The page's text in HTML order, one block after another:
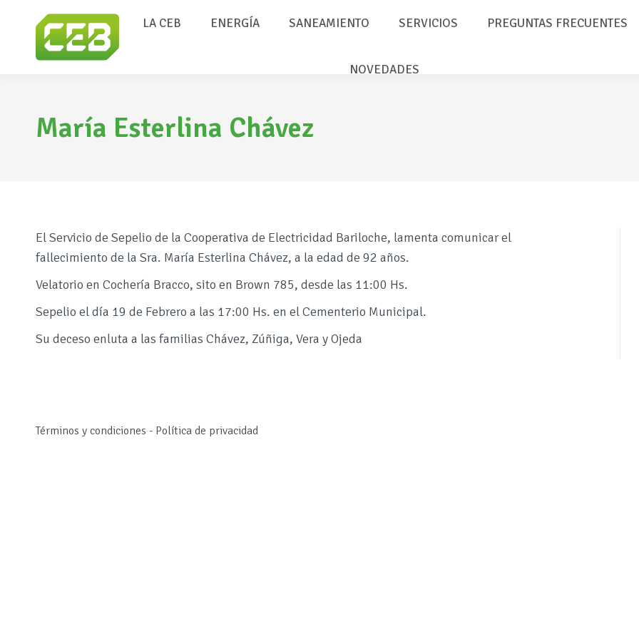
LA CEB ENERGÍA SANEAMIENTO SERVICIOS PREGUNTAS FRECUENTES
NOVEDADES
María Esterlina Chávez
El Servicio de Sepelio de la Cooperativa de Electricidad Bariloche, lamenta comunicar el
fallecimiento de la Sra. María Esterlina Chávez, a la edad de 92 años.
Velatorio en Cochería Bracco, sito en Brown 785, desde las 11:00 Hs.
Sepelio el día 19 de Febrero a las 17:00 Hs. en el Cementerio Municipal.
Su deceso enluta a las familias Chávez, Zúñiga, Vera y Ojeda
Términos y condiciones - Política de privacidad